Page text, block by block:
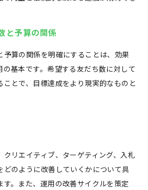
と予算の関係
予算の関係を明確にすることは、効果
基本です。希望する友だち数に対して
とで、目標達成をより現実的なものと
クリエイティブ、ターゲティング、入札
どのように改善していくかについて具
す。また、運用の改善サイクルを策定